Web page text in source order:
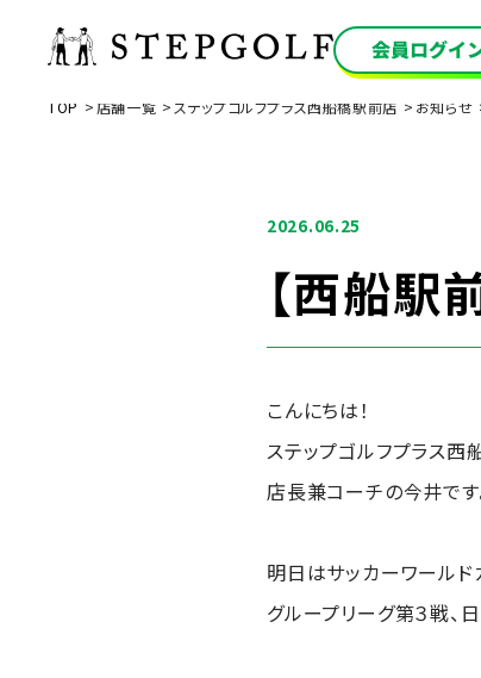
TOP 店舗一覧 ステップゴルフプラス西船橋駅前店 お知らせ
2026.06.25
【西船駅
こんにちは！
ステップゴルフプラス西
店長兼コーチの今井です
明日はサッカーワールド
グループリーグ第３戦、